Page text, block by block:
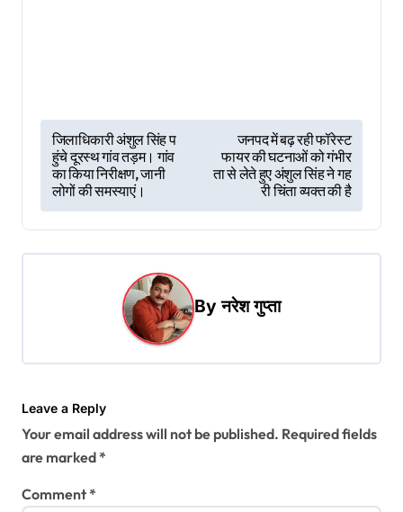
P
o
s
t
n
g
a
t
i
o
जिलाधिकारी अंशुल सिंह प
हुंचे दूरस्थ गांव तड़म। गांव
का किया निरीक्षण, जानी
लोगों की समस्याएं।
जनपद में बढ़ रही फॉरेस्ट
फायर की घटनाओं को गंभीर
ता से लेते हुए अंशुल सिंह ने गह
री चिंता व्यक्त की है
Byनरेश गुप्ता
Leave a Reply
Your email address will not be published. Required fields
are marked*
Comment*